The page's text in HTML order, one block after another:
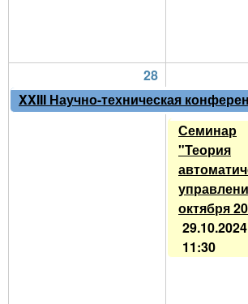
28
XXIII Научно-техническая
Семинар
"Теория
октября
11:30